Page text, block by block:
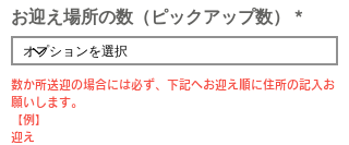
お迎え場所の数（ピックアップ数）
数か所送迎の場合には必ず、下記へお迎え順に住所の記入お
願いします。
【例】
迎え